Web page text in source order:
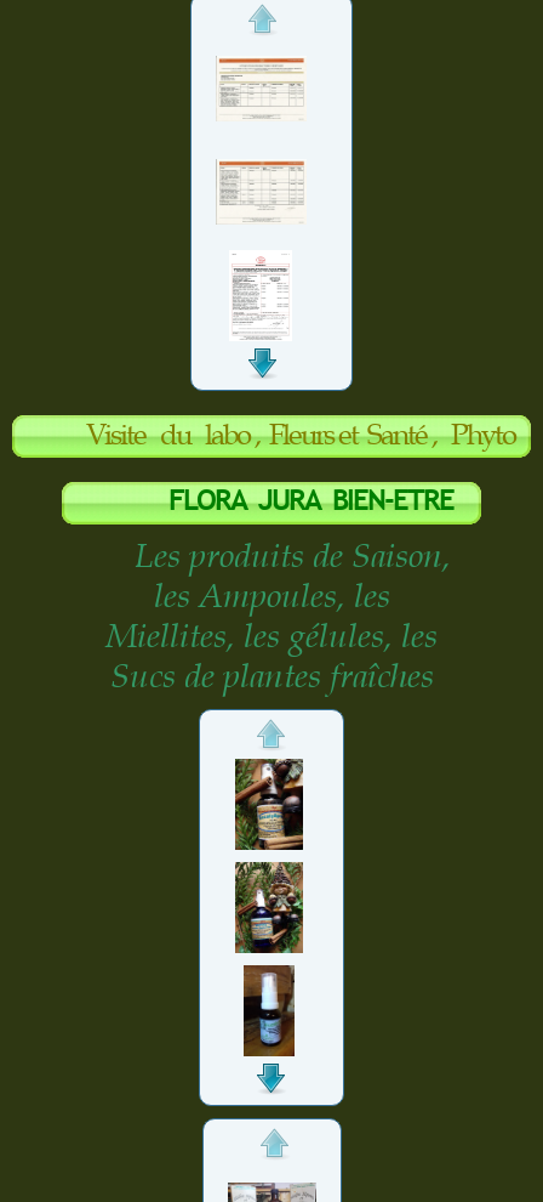
Visite du labo , Fleurs et Santé , Phyto
Aroma, Herberisterie
FLORA JURA BIEN-ETRE
Les produits de Saison,
les Ampoules, les
Miellites, les gélules, les
Sucs de plantes fraîches